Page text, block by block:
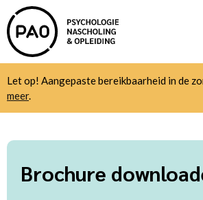
Let op! Aangepaste bereikbaarheid in de
meer.
Brochure